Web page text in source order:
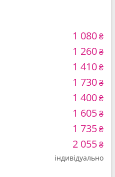
1 080₴
1 260₴
1 410₴
1 730₴
1 400₴
1 605₴
1 735₴
2 055₴
індивідуально